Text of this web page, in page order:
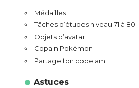
Médailles
Tâches d’études niveau 71 à 80
Objets d’avatar
Copain Pokémon
Partage ton code ami
Astuces